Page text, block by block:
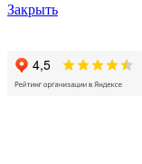
Закрыть